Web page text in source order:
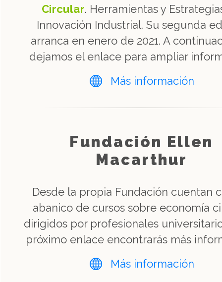
Circular. Herramientas y
Innovación Industrial. Su segunda
arranca en enero de 2021. A
dejamos el enlace para ampliar
Más información
Fundación Ellen
Macarthur
Desde la propia Fundación cuentan
abanico de cursos sobre economía
dirigidos por profesionales
próximo enlace encontrarás más
Más información